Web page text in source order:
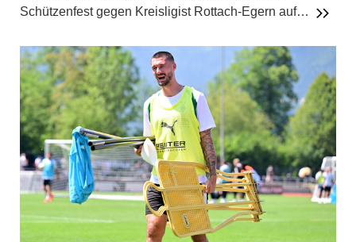
Schützenfest gegen Kreisligist Rottach-Egern auf…